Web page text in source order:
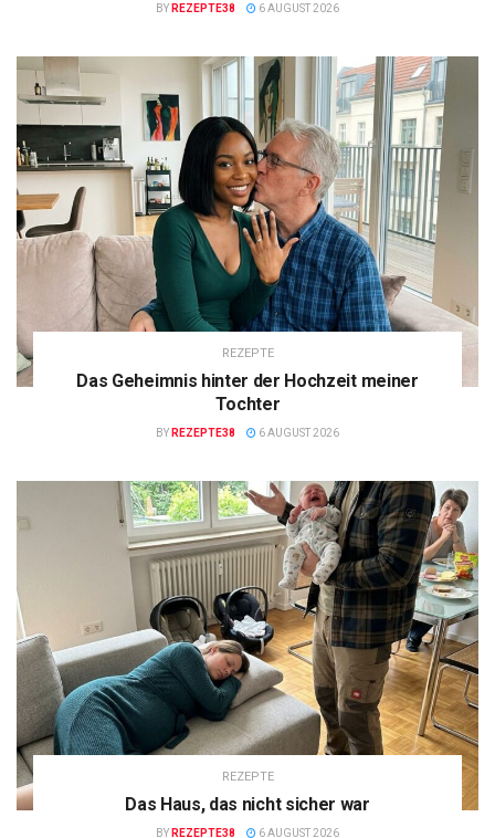
BY REZEPTE38 6 AUGUST 2026
REZEPTE
Das Geheimnis hinter der Hochzeit meiner
Tochter
BY REZEPTE38 6 AUGUST 2026
REZEPTE
Das Haus, das nicht sicher war
BY REZEPTE38 6 AUGUST 2026